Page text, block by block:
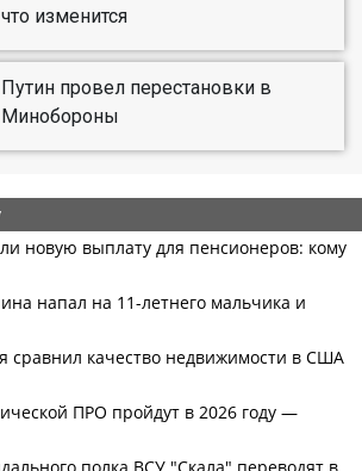
что изменится
Путин провел перестановки в
Минобороны